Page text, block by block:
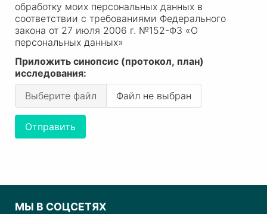
обработку моих персональных данных в
соответствии с требованиями Федерального
закона от 27 июля 2006 г. №152-ФЗ «О
персональных данных»
Приложить синопсис (протокол, план)
исследования:
Выберите файл
Файл не выбран
МЫ В СОЦСЕТЯХ